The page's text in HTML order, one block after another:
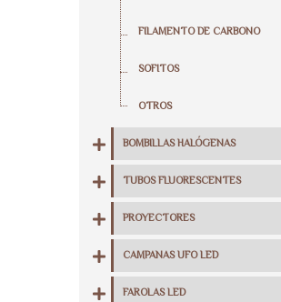
FILAMENTO DE CARBONO
SOFITOS
OTROS
BOMBILLAS HALÓGENAS
TUBOS FLUORESCENTES
PROYECTORES
CAMPANAS UFO LED
FAROLAS LED